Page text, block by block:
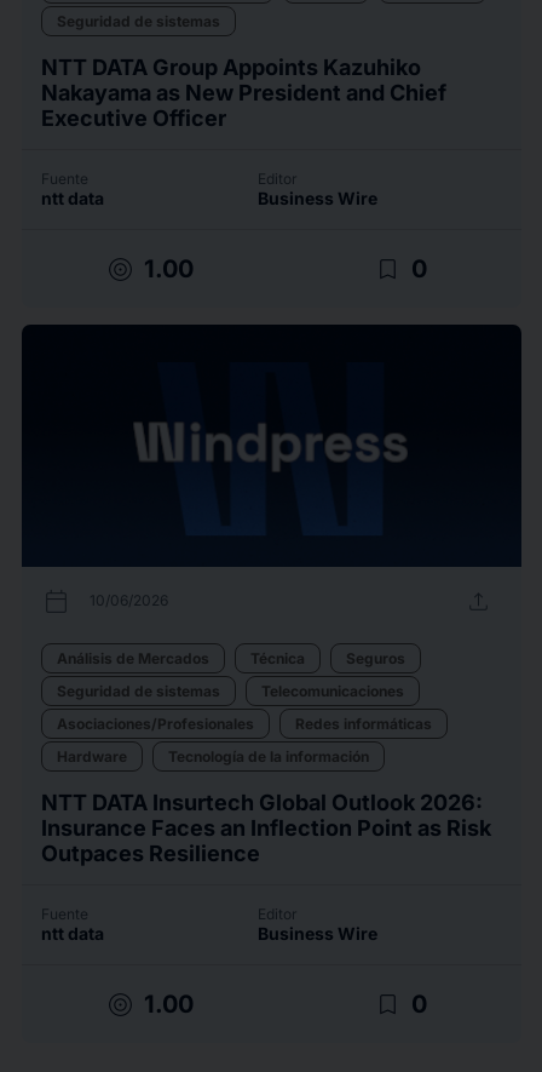
Seguridad de sistemas
NTT DATA Group Appoints Kazuhiko
Nakayama as New President and Chief
Executive Officer
Fuente
ntt data
Editor
Business Wire
target 1.00 bookmark_border 0
calendar_today 10/06/2026 upload
Análisis de Mercados Técnica
Seguros
Seguridad de sistemas
Telecomunicaciones
Asociaciones/Profesionales
Redes informáticas
Hardware
Tecnología de la información
NTT DATA Insurtech Global Outlook 2026:
Insurance Faces an Inflection Point as Risk
Outpaces Resilience
Fuente
ntt data
Editor
Business Wire
target 1.00 bookmark_border 0